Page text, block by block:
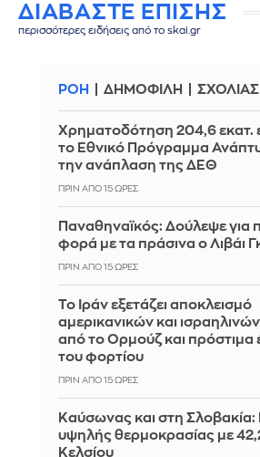
ΔΙΑΒΑΣΤΕ ΕΠΙΣΗΣ
περισσότερες ειδήσεις από το skai.gr
ΡΟΗ ΔΗΜΟΦΙΛΗ
Χρηματοδότηση 204,6 εκατ.
το Εθνικό Πρόγραμμα
την ανάπλαση της ΔΕΘ
ΠΡΙΝ ΑΠΌ 15 ΏΡΕΣ
Παναθηναϊκός: Δούλεψε για
φορά με τα πράσινα ο Λιβάι
ΠΡΙΝ ΑΠΌ 15 ΏΡΕΣ
Το Ιράν εξετάζει αποκλεισμό
αμερικανικών και
από το Ορμούζ και πρόστιμα
του φορτίου
ΠΡΙΝ ΑΠΌ 15 ΏΡΕΣ
Καύσωνας και στη Σλοβακία:
υψηλής θερμοκρασίας με
Κελσίου